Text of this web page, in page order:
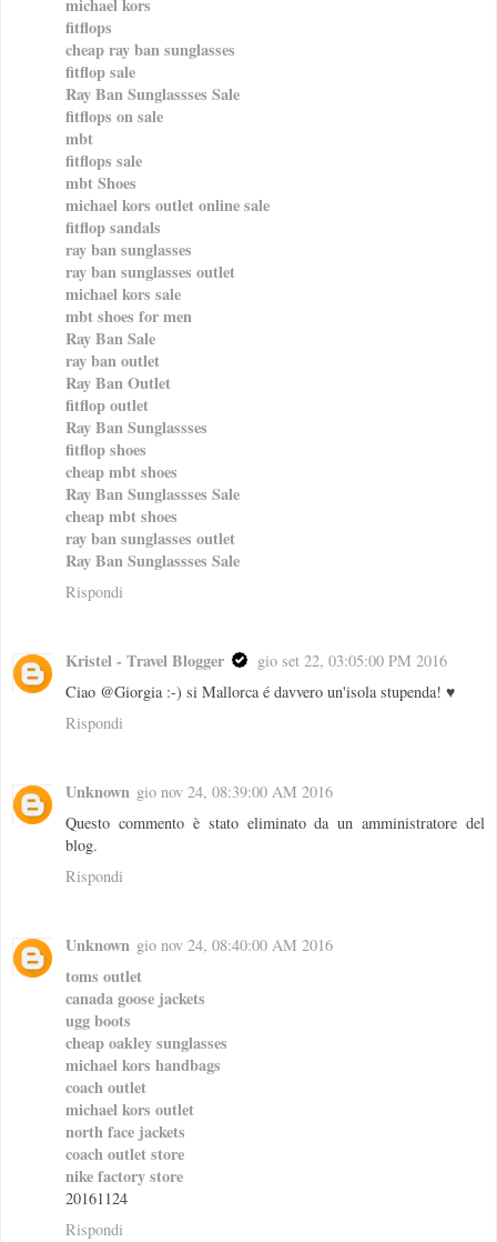
michael kors
fitflops
cheap ray ban sunglasses
fitflop sale
Ray Ban Sunglassses Sale
fitflops on sale
mbt
fitflops sale
mbt Shoes
michael kors outlet online sale
fitflop sandals
ray ban sunglasses
ray ban sunglasses outlet
michael kors sale
mbt shoes for men
Ray Ban Sale
ray ban outlet
Ray Ban Outlet
fitflop outlet
Ray Ban Sunglassses
fitflop shoes
cheap mbt shoes
Ray Ban Sunglassses Sale
cheap mbt shoes
ray ban sunglasses outlet
Ray Ban Sunglassses Sale
Rispondi
Kristel - Travel Blogger
gio set 22, 03:05:00 PM 2016
Ciao @Giorgia :-) si Mallorca é davvero un'isola stupenda! ♥
Rispondi
Unknown gio nov 24, 08:39:00 AM 2016
Questo commento è stato eliminato da un amministratore del
blog.
Rispondi
Unknown gio nov 24, 08:40:00 AM 2016
toms outlet
canada goose jackets
ugg boots
cheap oakley sunglasses
michael kors handbags
coach outlet
michael kors outlet
north face jackets
coach outlet store
nike factory store
20161124
Rispondi